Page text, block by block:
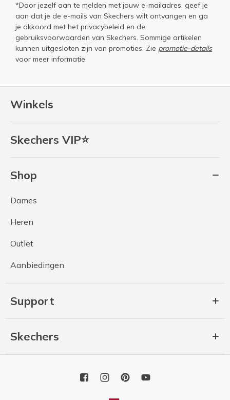
Winkels
Skechers VIP⭐
Shop
Dames
Heren
Outlet
Aanbiedingen
Support
Skechers
*Door jezelf aan te melden met jouw e-mailadres, geef je
aan dat je de e-mails van Skechers wilt ontvangen en ga
je akkoord met het privacybeleid en de
gebruiksvoorwaarden van Skechers. Sommige artikelen
kunnen uitgesloten zijn van promoties. Zie promotie-details
voor meer informatie.